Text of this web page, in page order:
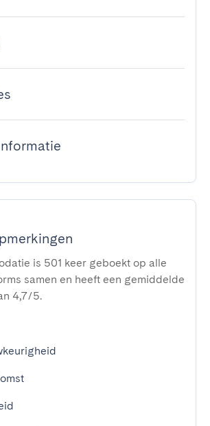
is 501 keer geboekt op alle
samen en heeft een gemiddelde
4,7/5.